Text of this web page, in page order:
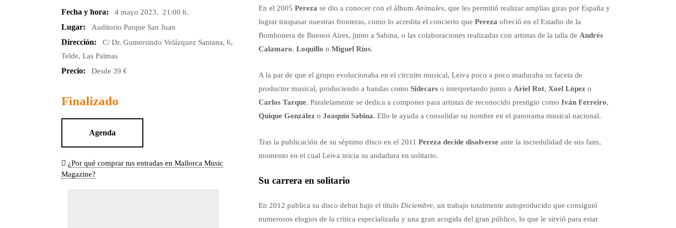
Fecha y hora: 4 mayo 2023, 21:00 h.
Lugar: Auditorio Parque San Juan
Dirección:
C/ Dr. Gumersindo Velázquez Santana, 6,
Telde, Las Palmas
Precio: Desde 39 €
Finalizado
Agenda
¿Por qué comprar tus entradas en Mallorca Music
Magazine?
En el 2005 Pereza se dio a conocer con el álbum Animales, que les permitió realizar amplias giras por España y
lograr traspasar nuestras fronteras, como lo acredita el concierto que Pereza ofreció en el Estadio de la
Bombonera de Buenos Aires, junto a Sabina, o las colaboraciones realizadas con artistas de la talla de Andrés
Calamaro, Loquillo o Miguel Ríos.
A la par de que el grupo evolucionaba en el circuito musical, Leiva poco a poco maduraba su faceta de
productor musical, produciendo a bandas como Sidecarso interpretando junto a Ariel Rot, Xoel Lópezo
Carlos Tarque. Paralelamente se dedica a componer para artistas de reconocido prestigio como Iván Ferreiro,
Quique Gonzálezo Joaquín Sabina. Ello le ayuda a consolidar su nombre en el panorama musical nacional.
Tras la publicación de su séptimo disco en el 2011 Pereza decide disolverseante la incredulidad de sus fans,
momento en el cual Leiva inicia su andadura en solitario.
Su carrera en solitario
En 2012 publica su disco debut bajo el título Diciembre, un trabajo totalmente autoproducido que consiguió
numerosos elogios de la critica especializada y una gran acogida del gran público, lo que le sirvió para estar